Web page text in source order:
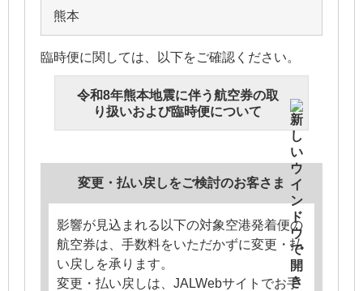
熊本
臨時便に関しては、以下をご確認ください。
令和8年熊本地震に伴う航空券の取
り扱いおよび臨時便について
変更・払い戻しをご検討のお客さま
影響が見込まれる以下の対象空港発着便の
航空券は、手数料をいただかずに変更・払
い戻しを承ります。
変更・払い戻しは、JALWebサイトでお手